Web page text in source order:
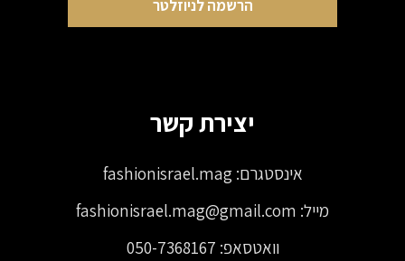
יצירת קשר
אינסטגרם:fashionisrael.mag
מייל: fashionisrael.mag@gmail.com
וואטסאפ: 050-7368167